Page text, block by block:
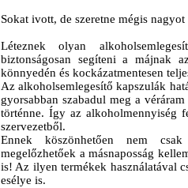
Sokat ivott, de szeretne mégis
Léteznek olyan
biztonságosan segíteni a májnak
könnyedén és kockázatmentesen
Az alkoholsemlegesítő kapszulák
gyorsabban szabadul meg a
történne. Így az alkoholmennyiség
szervezetből.
Ennek köszönhetően nem
megelőzhetőek a másnaposság
is! Az ilyen termékek használatával
esélye is.